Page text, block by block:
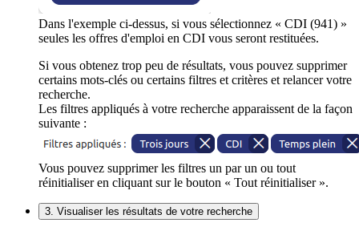
Dans l'exemple ci-dessus, si vous sélectionnez « CDI (941) »
seules les offres d'emploi en CDI vous seront restituées.
Si vous obtenez trop peu de résultats, vous pouvez supprimer
certains mots-clés ou certains filtres et critères et relancer votre
recherche.
Les filtres appliqués à votre recherche apparaissent de la façon
suivante :
Vous pouvez supprimer les filtres un par un ou tout
réinitialiser en cliquant sur le bouton « Tout réinitialiser ».
3. Visualiser les résultats de votre recherche